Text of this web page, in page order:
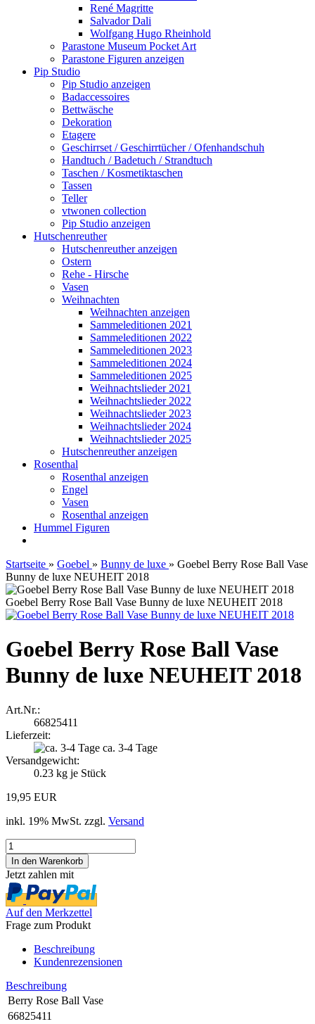
René Magritte
Salvador Dali
Wolfgang Hugo Rheinhold
Parastone Museum Pocket Art
Parastone Figuren anzeigen
Pip Studio
Pip Studio anzeigen
Badaccessoires
Bettwäsche
Dekoration
Etagere
Geschirrset / Geschirrtücher / Ofenhandschuh
Handtuch / Badetuch / Strandtuch
Taschen / Kosmetiktaschen
Tassen
Teller
vtwonen collection
Pip Studio anzeigen
Hutschenreuther
Hutschenreuther anzeigen
Ostern
Rehe - Hirsche
Vasen
Weihnachten
Weihnachten anzeigen
Sammeleditionen 2021
Sammeleditionen 2022
Sammeleditionen 2023
Sammeleditionen 2024
Sammeleditionen 2025
Weihnachtslieder 2021
Weihnachtslieder 2022
Weihnachtslieder 2023
Weihnachtslieder 2024
Weihnachtslieder 2025
Hutschenreuther anzeigen
Rosenthal
Rosenthal anzeigen
Engel
Vasen
Rosenthal anzeigen
Hummel Figuren
Startseite » Goebel » Bunny de luxe » Goebel Berry Rose Ball Vase
Bunny de luxe NEUHEIT 2018
Goebel Berry Rose Ball Vase Bunny de luxe NEUHEIT 2018
Goebel Berry Rose Ball Vase
Bunny de luxe NEUHEIT 2018
Art.Nr.:
66825411
Lieferzeit:
ca. 3-4 Tage
Versandgewicht:
0.23 kg je Stück
19,95 EUR
inkl. 19% MwSt. zzgl. Versand
Jetzt zahlen mit
Auf den Merkzettel
Frage zum Produkt
Beschreibung
Kundenrezensionen
Beschreibung
Berry Rose Ball Vase
66825411